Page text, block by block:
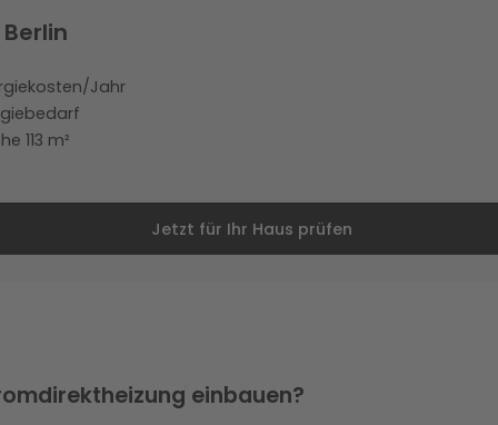
Jahr
113 m²
Jetzt für Ihr Haus prüfen
einbauen?